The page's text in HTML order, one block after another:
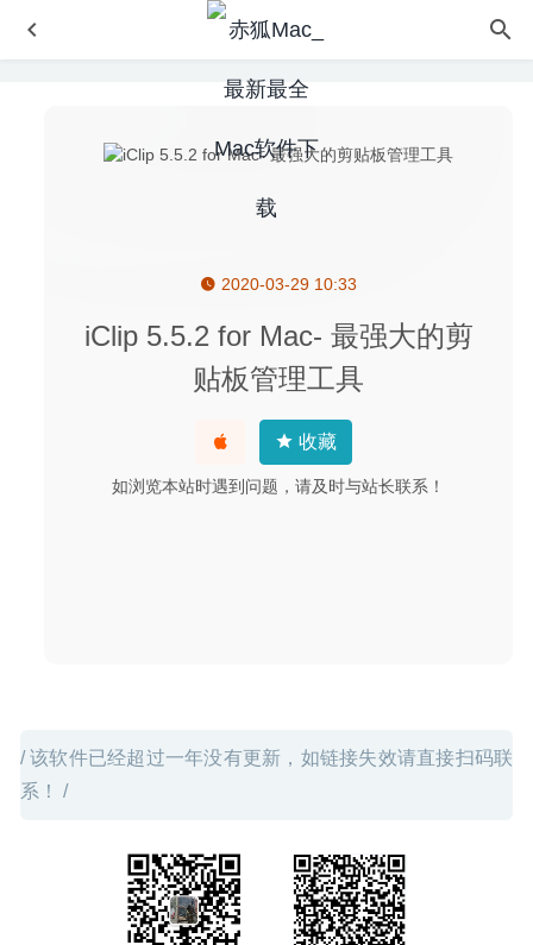
2020-03-29 10:33
iClip 5.5.2 for Mac- 最强大的剪
贴板管理工具
收藏
如浏览本站时遇到问题，请及时与站长联系！
/ 该软件已经超过一年没有更新，如链接失效请直接扫码联
系！ /
A Better Finder Attributes 7.48 – 强大的文件属性批量修改
Creative Convert 1.3 – 文件格式转换工具 2020-04-25
WinX DVD Ripper 6.8.4 中文版-最受欢迎的DVD视频转换
Amadeus Pro 2.8.1 (2447) 中文版-多音轨音频编辑器
2020-05-03